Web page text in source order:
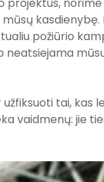
požiūrio
tai, kas
vaidmenų: jie